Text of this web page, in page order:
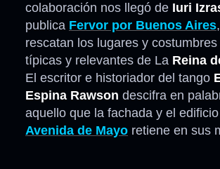
colaboración nos llegó de Iuri
publica Fervor por Buenos Aires
rescatan los lugares y
típicas y relevantes de La Reina
El escritor e historiador del tango
Espina Rawson descifra en
aquello que la fachada y el
Avenida de Mayo retiene en sus